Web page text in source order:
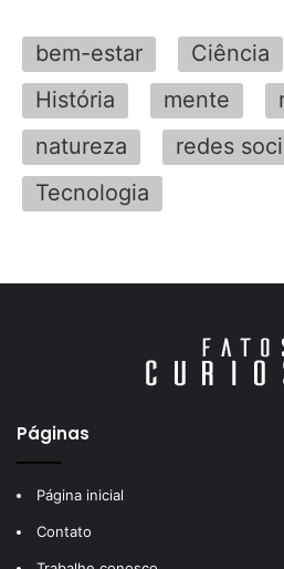
bem-estar Ciência
História
mente
natureza
redes
Tecnologia
Páginas
Página inicial
Contato